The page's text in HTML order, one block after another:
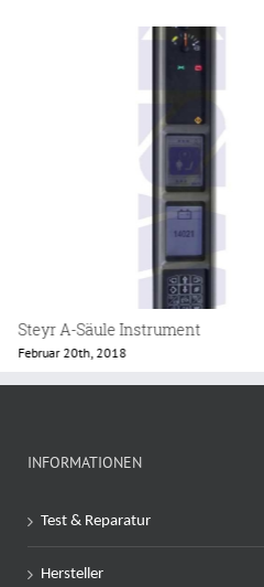
Steyr A-Säule Instrument
Februar 20th, 2018
INFORMATIONEN
Test & Reparatur
Hersteller